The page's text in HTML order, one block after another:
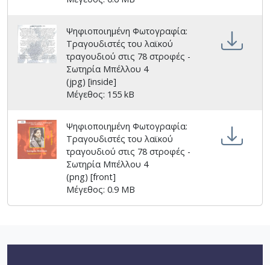
Ψηφιοποιημένη Φωτογραφία:
Τραγουδιστές του λαϊκού
τραγουδιού στις 78 στροφές -
Σωτηρία Μπέλλου 4
(jpg) [inside]
Μέγεθος: 155 kB
Ψηφιοποιημένη Φωτογραφία:
Τραγουδιστές του λαϊκού
τραγουδιού στις 78 στροφές -
Σωτηρία Μπέλλου 4
(png) [front]
Μέγεθος: 0.9 MB